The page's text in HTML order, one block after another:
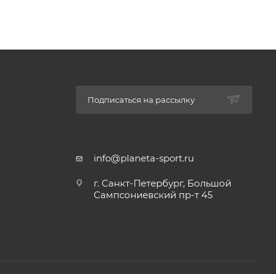
Подписаться на рассылку
info@planeta-sport.ru
г. Санкт-Петербург, Большой
Сампсониевский пр-т 45